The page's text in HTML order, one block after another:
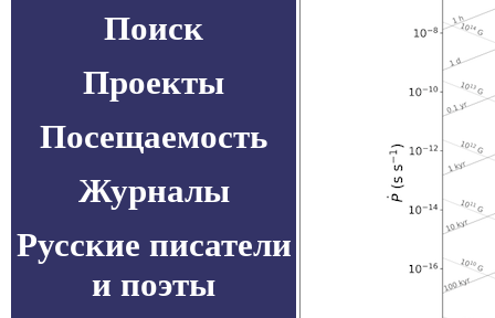
Поиск
Проекты
Посещаемость
Журналы
Русские писатели
и поэты